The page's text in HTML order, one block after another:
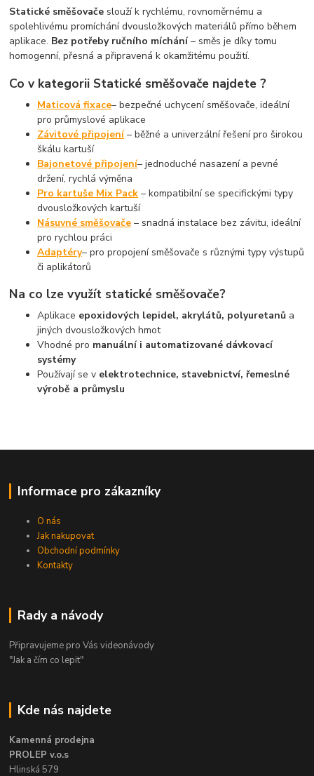
Statické směšovače slouží k rychlému, rovnoměrnému a
spolehlivému promíchání dvousložkových materiálů přímo během
aplikace. Bez potřeby ručního míchání– směs je díky tomu
homogenní, přesná a připravená k okamžitému použití.
Co v kategorii Statické směšovače najdete ?
Maticová fixace– bezpečné uchycení směšovače, ideální
pro průmyslové aplikace
Závitové připojení– běžné a univerzální řešení pro širokou
škálu kartuší
Bajonetové připojení– jednoduché nasazení a pevné
držení, rychlá výměna
Pro kartuše Mix Pack – kompatibilní se specifickými typy
dvousložkových kartuší
Násuvné směšovače – snadná instalace bez závitu, ideální
pro rychlou práci
Adaptéry– pro propojení směšovače s různými typy výstupů
či aplikátorů
Na co lze využít statické směšovače?
Aplikace epoxidových lepidel, akrylátů, polyuretanů a
jiných dvousložkových hmot
Vhodné pro manuální i automatizované dávkovací
systémy
Používají se v elektrotechnice, stavebnictví, řemeslné
výrobě a průmyslu
Informace pro zákazníky
O nás
Jak nakupovat
Obchodní podmínky
Kontakty
Rady a návody
Připravujeme pro Vás videonávody
"Jak a čím co lepit"
Kde nás najdete
Kamenná prodejna
PROLEP v.o.s
Hlinská 579